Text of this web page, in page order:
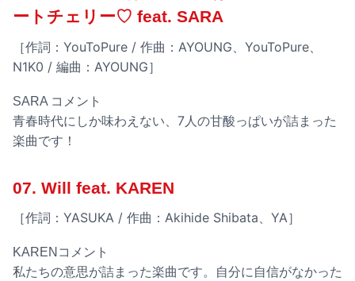
ートチェリー♡ feat. SARA
［作詞：YouToPure / 作曲：AYOUNG、YouToPure、
N1K0 / 編曲：AYOUNG］
SARA コメント
青春時代にしか味わえない、7人の甘酸っぱいが詰まった
楽曲です！
07. Will feat. KAREN
［作詞：YASUKA / 作曲：Akihide Shibata、YA］
KARENコメント
私たちの意思が詰まった楽曲です。自分に自信がなかった